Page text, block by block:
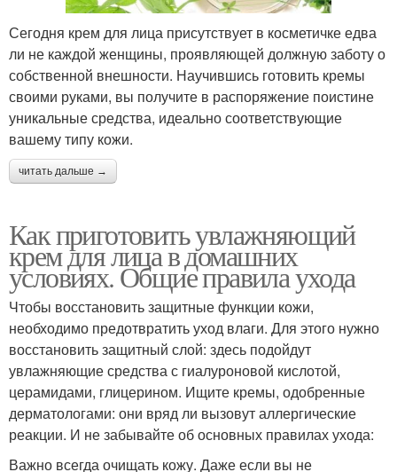
Сегодня крем для лица присутствует в косметичке едва
ли не каждой женщины, проявляющей должную заботу о
собственной внешности. Научившись готовить кремы
своими руками, вы получите в распоряжение поистине
уникальные средства, идеально соответствующие
вашему типу кожи.
читать дальше →
Как приготовить увлажняющий
крем для лица в домашних
условиях. Общие правила ухода
Чтобы восстановить защитные функции кожи,
необходимо предотвратить уход влаги. Для этого нужно
восстановить защитный слой: здесь подойдут
увлажняющие средства с гиалуроновой кислотой,
церамидами, глицерином. Ищите кремы, одобренные
дерматологами: они вряд ли вызовут аллергические
реакции. И не забывайте об основных правилах ухода:
Важно всегда очищать кожу. Даже если вы не